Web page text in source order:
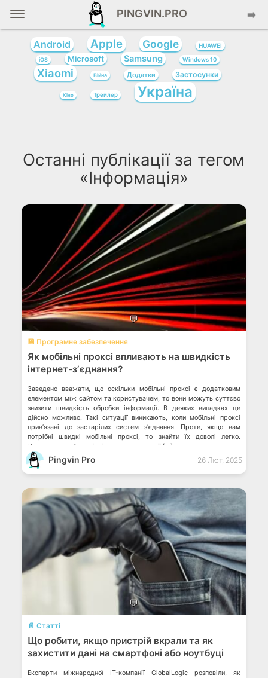
PINGVIN.PRO ➡️
Android Apple Google HUAWEI
iOS Microsoft Samsung Windows 10
Xiaomi Війна Додатки Застосунки
Кіно Трейлер Україна
Останні публікації за тегом
«Інформація»
💬
💾 Програмне забезпечення
Як мобільні проксі впливають на швидкість
інтернет-зʼєднання?
Заведено вважати, що оскільки мобільні проксі є додатковим
елементом між сайтом та користувачем, то вони можуть суттєво
знизити швидкість обробки інформації. В деяких випадках це
дійсно можливо. Такі ситуації виникають, коли мобільні проксі
привʼязані до застарілих систем зʼєднання. Проте, якщо вам
потрібні швидкі мобільні проксі, то знайти їх доволі легко.
Достатньо знайти якісні приватні компанії […]
Pingvin Pro 26 Лют, 2025
💬
📄 Статті
Що робити, якщо пристрій вкрали та як
захистити дані на смартфоні або ноутбуці
Експерти міжнародної IT-компанії GlobalLogic розповіли, як